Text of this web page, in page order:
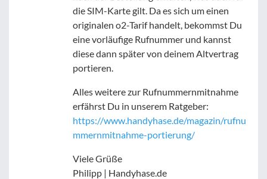
die SIM-Karte gilt. Da es sich um einen
originalen o2-Tarif handelt, bekommst Du
eine vorläufige Rufnummer und kannst
diese dann später von deinem Altvertrag
portieren.
Alles weitere zur Rufnummernmitnahme
erfährst Du in unserem Ratgeber:
https://www.handyhase.de/magazin/rufnu
mmernmitnahme-portierung/
Viele Grüße
Philipp | Handyhase.de